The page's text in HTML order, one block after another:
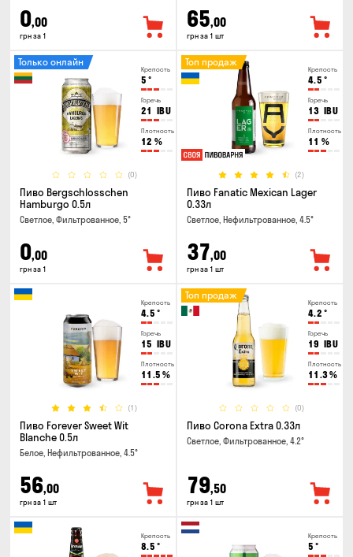
0,00
грн за 1
65,00
грн за 1 шт
Крепость
5 °
Горечь
21 IBU
Плотность
12 %
(0)
Только онлайн
Пиво Bergschlosschen
Hamburgo 0.5л
Светлое, Фильтрованное, 5°
0,00
грн за 1
Крепость
4.5 °
Горечь
13 IBU
Плотность
11 %
(2)
Топ продаж
Пиво Fanatic Mexican Lager
0.33л
Светлое, Нефильтрованное, 4.5°
37,00
грн за 1 шт
Крепость
4.5 °
Горечь
15 IBU
Плотность
11.5 %
(1)
Пиво Forever Sweet Wit
Blanche 0.5л
Белое, Нефильтрованное, 4.5°
56,00
грн за 1 шт
Крепость
4.2 °
Горечь
19 IBU
Плотность
11.3%
(0)
Топ продаж
Пиво Corona Extra 0.33л
Светлое, Фильтрованное, 4.2°
79,50
грн за 1 шт
Крепость
8.5 °
Крепость
5 °